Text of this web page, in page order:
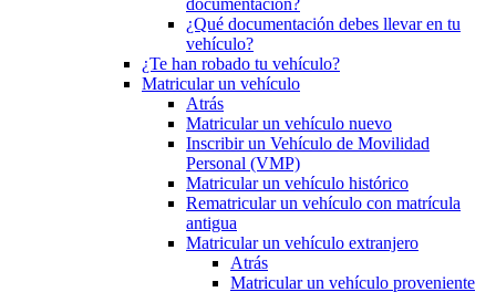
documentación?
¿Qué documentación debes llevar en tu
vehículo?
¿Te han robado tu vehículo?
Matricular un vehículo
Atrás
Matricular un vehículo nuevo
Inscribir un Vehículo de Movilidad
Personal (VMP)
Matricular un vehículo histórico
Rematricular un vehículo con matrícula
antigua
Matricular un vehículo extranjero
Atrás
Matricular un vehículo proveniente